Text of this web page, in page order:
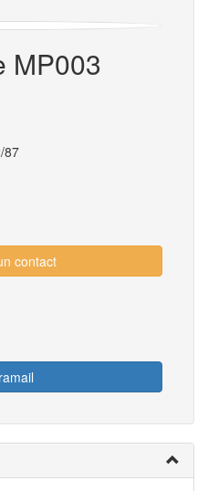
MP003
87
contact